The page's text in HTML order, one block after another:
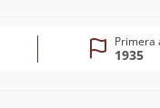
Primera
1935